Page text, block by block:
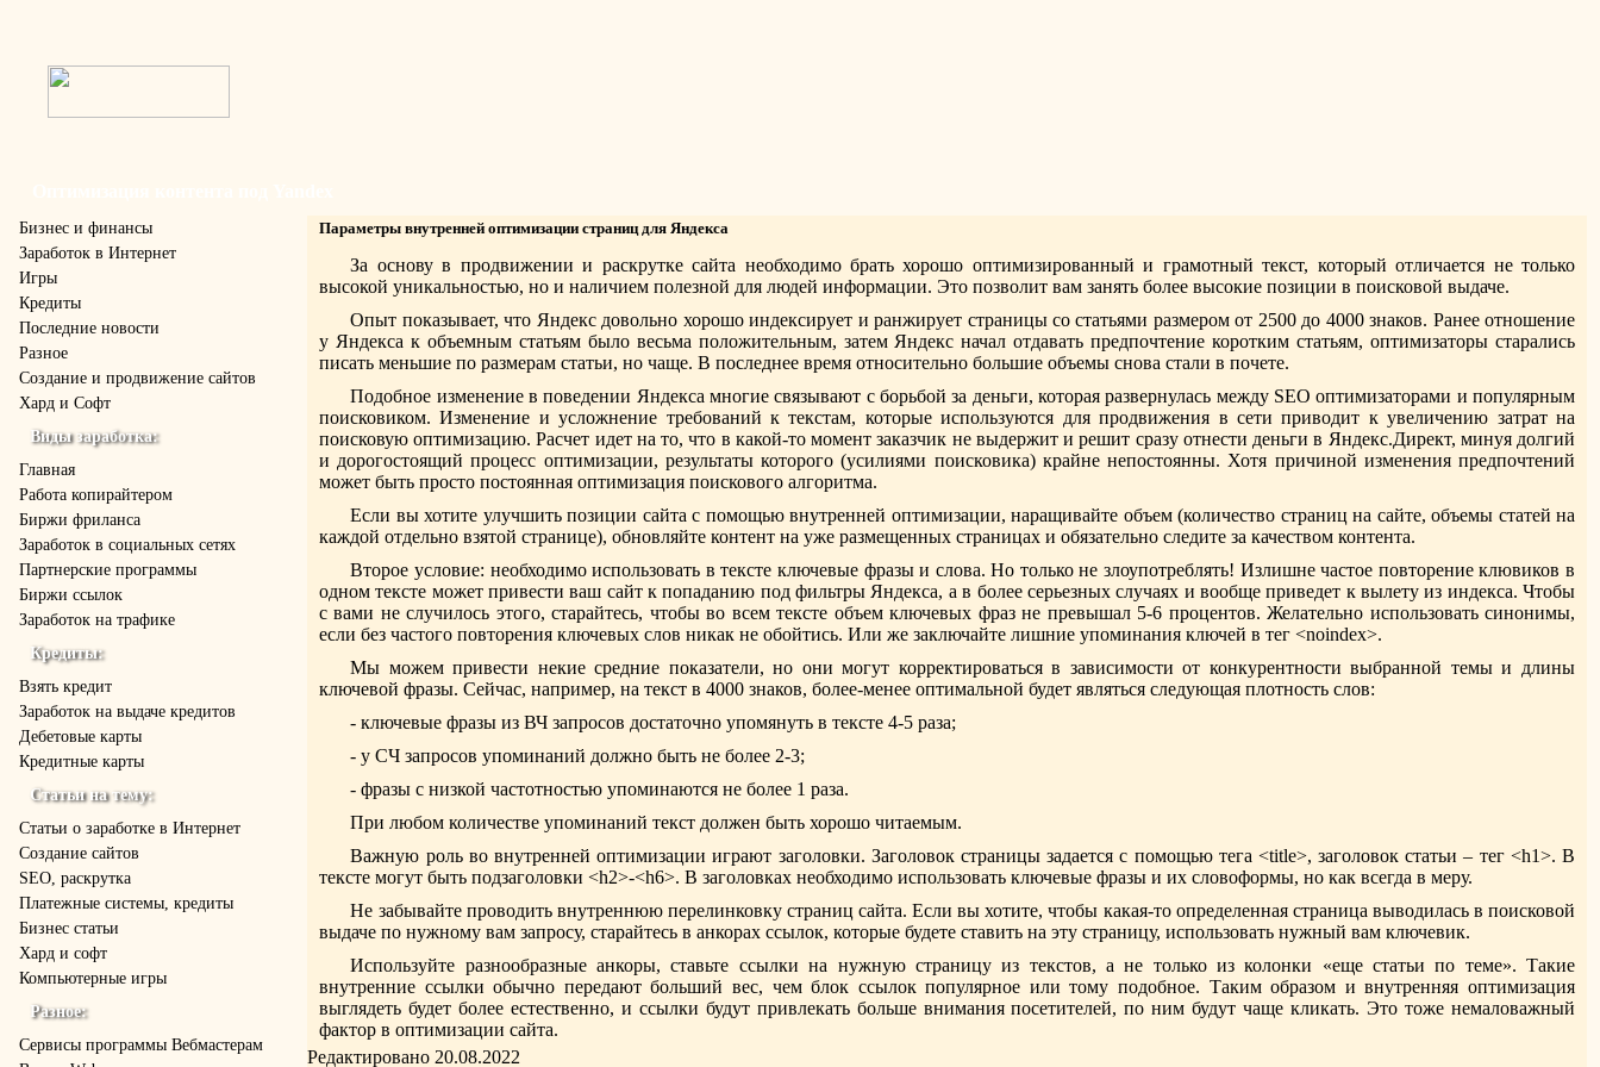
Бизнес и финансы
Заработок в Интернет
Игры
Кредиты
Последние новости
Разное
Создание и продвижение сайтов
Хард и Софт
Виды заработка:
Главная
Работа копирайтером
Биржи фриланса
Заработок в социальных сетях
Партнерские программы
Биржи ссылок
Заработок на трафике
Кредиты:
Взять кредит
Заработок на выдаче кредитов
Дебетовые карты
Кредитные карты
Статьи на тему:
Статьи о заработке в Интернет
Создание сайтов
SEO, раскрутка
Платежные системы, кредиты
Бизнес статьи
Хард и софт
Компьютерные игры
Разное:
Cервисы программы Вебмастерам
Параметры внутренней оптимизации страниц для Яндекса
За основу в продвижении и раскрутке сайта необходимо брать хорошо оптимизированный и грамотный текст, который отличается не только
высокой уникальностью, но и наличием полезной для людей информации. Это позволит вам занять более высокие позиции в поисковой выдаче.
Опыт показывает, что Яндекс довольно хорошо индексирует и ранжирует страницы со статьями размером от 2500 до 4000 знаков. Ранее отношение
у Яндекса к объемным статьям было весьма положительным, затем Яндекс начал отдавать предпочтение коротким статьям, оптимизаторы старались
писать меньшие по размерам статьи, но чаще. В последнее время относительно большие объемы снова стали в почете.
Подобное изменение в поведении Яндекса многие связывают с борьбой за деньги, которая развернулась между SEO оптимизаторами и популярным
поисковиком. Изменение и усложнение требований к текстам, которые используются для продвижения в сети приводит к увеличению затрат на
поисковую оптимизацию. Расчет идет на то, что в какой-то момент заказчик не выдержит и решит сразу отнести деньги в Яндекс.Директ, минуя долгий
и дорогостоящий процесс оптимизации, результаты которого (усилиями поисковика) крайне непостоянны. Хотя причиной изменения предпочтений
может быть просто постоянная оптимизация поискового алгоритма.
Если вы хотите улучшить позиции сайта с помощью внутренней оптимизации, наращивайте объем (количество страниц на сайте, объемы статей на
каждой отдельно взятой странице), обновляйте контент на уже размещенных страницах и обязательно следите за качеством контента.
Второе условие: необходимо использовать в тексте ключевые фразы и слова. Но только не злоупотреблять! Излишне частое повторение клювиков в
одном тексте может привести ваш сайт к попаданию под фильтры Яндекса, а в более серьезных случаях и вообще приведет к вылету из индекса. Чтобы
с вами не случилось этого, старайтесь, чтобы во всем тексте объем ключевых фраз не превышал 5-6 процентов. Желательно использовать синонимы,
если без частого повторения ключевых слов никак не обойтись. Или же заключайте лишние упоминания ключей в тег <noindex>.
Мы можем привести некие средние показатели, но они могут корректироваться в зависимости от конкурентности выбранной темы и длины
ключевой фразы. Сейчас, например, на текст в 4000 знаков, более-менее оптимальной будет являться следующая плотность слов:
- ключевые фразы из ВЧ запросов достаточно упомянуть в тексте 4-5 раза;
- у СЧ запросов упоминаний должно быть не более 2-3;
- фразы с низкой частотностью упоминаются не более 1 раза.
При любом количестве упоминаний текст должен быть хорошо читаемым.
Важную роль во внутренней оптимизации играют заголовки. Заголовок страницы задается с помощью тега <title>, заголовок статьи – тег <h1>. В
тексте могут быть подзаголовки <h2>-<h6>. В заголовках необходимо использовать ключевые фразы и их словоформы, но как всегда в меру.
Не забывайте проводить внутреннюю перелинковку страниц сайта. Если вы хотите, чтобы какая-то определенная страница выводилась в поисковой
выдаче по нужному вам запросу, старайтесь в анкорах ссылок, которые будете ставить на эту страницу, использовать нужный вам ключевик.
Используйте разнообразные анкоры, ставьте ссылки на нужную страницу из текстов, а не только из колонки «еще статьи по теме». Такие
внутренние ссылки обычно передают больший вес, чем блок ссылок популярное или тому подобное. Таким образом и внутренняя оптимизация
выглядеть будет более естественно, и ссылки будут привлекать больше внимания посетителей, по ним будут чаще кликать. Это тоже немаловажный
фактор в оптимизации сайта.
Редактировано 20.08.2022